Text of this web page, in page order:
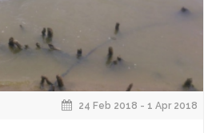
24 Feb 2018 - 1 Apr 2018